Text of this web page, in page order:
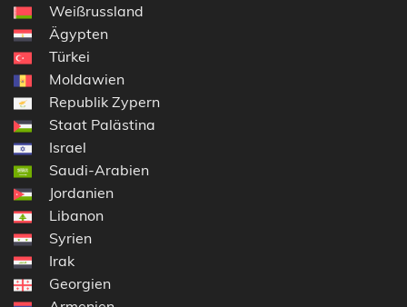
Weißrussland
Ägypten
Türkei
Moldawien
Republik Zypern
Staat Palästina
Israel
Saudi-Arabien
Jordanien
Libanon
Syrien
Irak
Georgien